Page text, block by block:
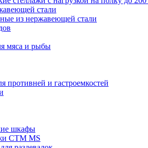
стали
из нержавеющей стали
мяса и рыбы
противней и гастроемкостей
шкафы
CTM MS